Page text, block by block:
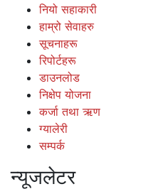
नियो सहाकारी
हाम्रो सेवाहरु
सूचनाहरू
रिपोर्टहरू
डाउनलोड
निक्षेप योजना
कर्जा तथा ऋण
ग्यालेरी
सम्पर्क
न्यूजलेटर